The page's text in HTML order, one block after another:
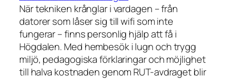
När tekniken krånglar i vardagen – från
datorer som låser sig till wifi som inte
fungerar – finns personlig hjälp att få i
Högdalen. Med hembesök i lugn och trygg
miljö, pedagogiska förklaringar och möjlighet
till halva kostnaden genom RUT-avdraget blir